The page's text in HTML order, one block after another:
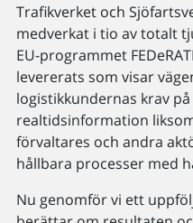
Trafikverket och
medverkat i tio av totalt
EU-programmet
levererats som visar
logistikkundernas krav
realtidsinformation
förvaltares och andra
hållbara processer med
Nu genomför vi ett